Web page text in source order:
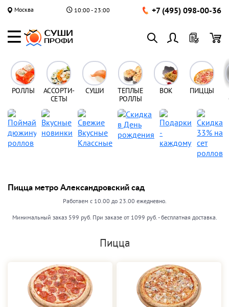
Москва 10:00 - 23:00 +7 (495) 098-00-36
РОЛЛЫ
АССОРТИ-
СЕТЫ
СУШИ
ТЕПЛЫЕ
РОЛЛЫ
ВОК ПИЦЦЫ
Пицца метро Александровский сад
Работаем с 10.00 до 23.00 ежедневно.
Минимальный заказ 599 руб. При заказе от 1099 руб. - бесплатная доставка.
Пицца